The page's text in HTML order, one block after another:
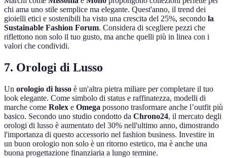
chi ama uno stile semplice ma elegante. Quest'anno, il trend dei
gioielli etici e sostenibili ha visto una crescita del 25%, secondo la
Sustainable Fashion Forum. Considera di scegliere pezzi che
riflettono non solo il tuo gusto, ma anche quelli più in linea con i
valori che condividi.
7. Orologi di Lusso
Un orologio di lusso è un'altra pietra miliare per completare il tuo
look elegante. Come simbolo di status e raffinatezza, modelli di
marche come Rolex e Omega possono trasformare anche l’outfit più
basico. Secondo uno studio condotto da Chrono24, il mercato degli
orologi di lusso è aumentato del 30% nell'ultimo anno, dimostrando
l'importanza di questo accessorio nel fashion business. Investire in
un buon orologio non solo è un ritorno estetico, ma è anche una
buona progettazione finanziaria a lungo termine.